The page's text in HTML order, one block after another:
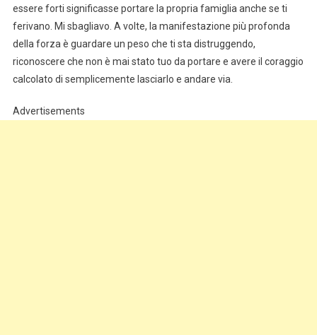
essere forti significasse portare la propria famiglia anche se ti
ferivano. Mi sbagliavo. A volte, la manifestazione più profonda
della forza è guardare un peso che ti sta distruggendo,
riconoscere che non è mai stato tuo da portare e avere il coraggio
calcolato di semplicemente lasciarlo e andare via.
Advertisements